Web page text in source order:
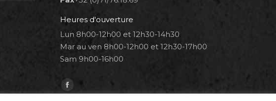
Heures d'ouverture
Lun 8h00-12h00 et 12h30-14h30
Mar au ven 8h00-12h00 et 12h30-17h00
Sam 9h00-16h00
Trouvez nous sur :
Facebook